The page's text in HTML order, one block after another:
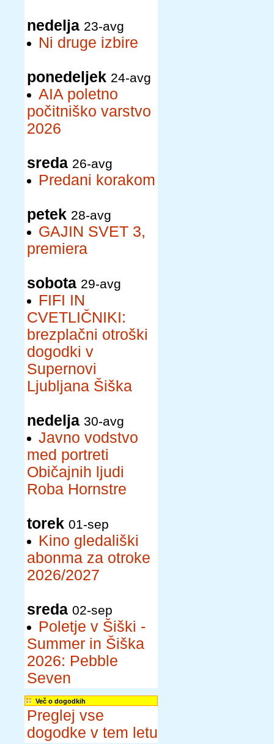
nedelja 23-avg
Ni druge izbire
ponedeljek 24-avg
AIA poletno
počitniško varstvo
2026
sreda 26-avg
Predani korakom
petek 28-avg
GAJIN SVET 3,
premiera
sobota 29-avg
FIFI IN
CVETLIČNIKI:
brezplačni otroški
dogodki v
Supernovi
Ljubljana Šiška
nedelja 30-avg
Javno vodstvo
med portreti
Običajnih ljudi
Roba Hornstre
torek 01-sep
Kino gledališki
abonma za otroke
2026/2027
sreda 02-sep
Poletje v Šiški -
Summer in Šiška
2026: Pebble
Seven
Več o dogodkih
Preglej vse
dogodke v tem letu